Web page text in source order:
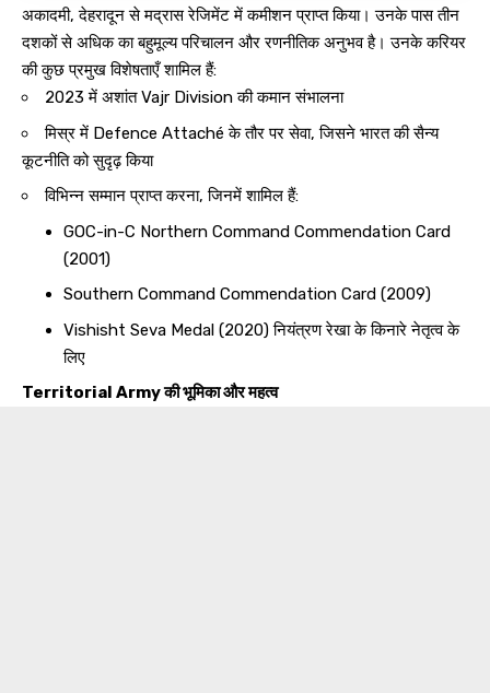
अकादमी, देहरादून से मद्रास रेजिमेंट में कमीशन प्राप्त किया। उनके पास तीन
दशकों से अधिक का बहुमूल्य परिचालन और रणनीतिक अनुभव है। उनके करियर
की कुछ प्रमुख विशेषताएँ शामिल हैं:
2023 में अशांत Vajr Division की कमान संभालना
मिस्र में Defence Attaché के तौर पर सेवा, जिसने भारत की सैन्य
कूटनीति को सुदृढ़ किया
विभिन्न सम्मान प्राप्त करना, जिनमें शामिल हैं:
GOC-in-C Northern Command Commendation Card
(2001)
Southern Command Commendation Card (2009)
Vishisht Seva Medal (2020) नियंत्रण रेखा के किनारे नेतृत्व के
लिए
Territorial Army की भूमिका और महत्व